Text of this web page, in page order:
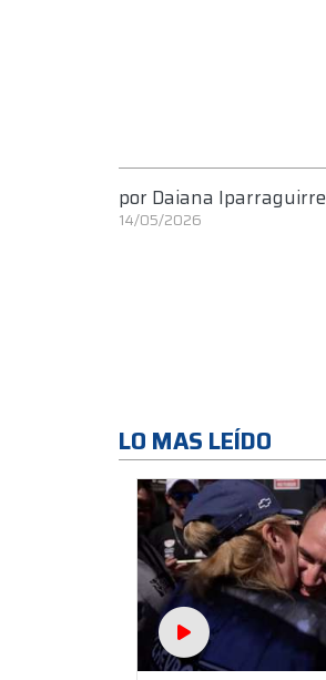
por Daiana Iparraguirre
14/05/2026
LO MAS LEÍDO